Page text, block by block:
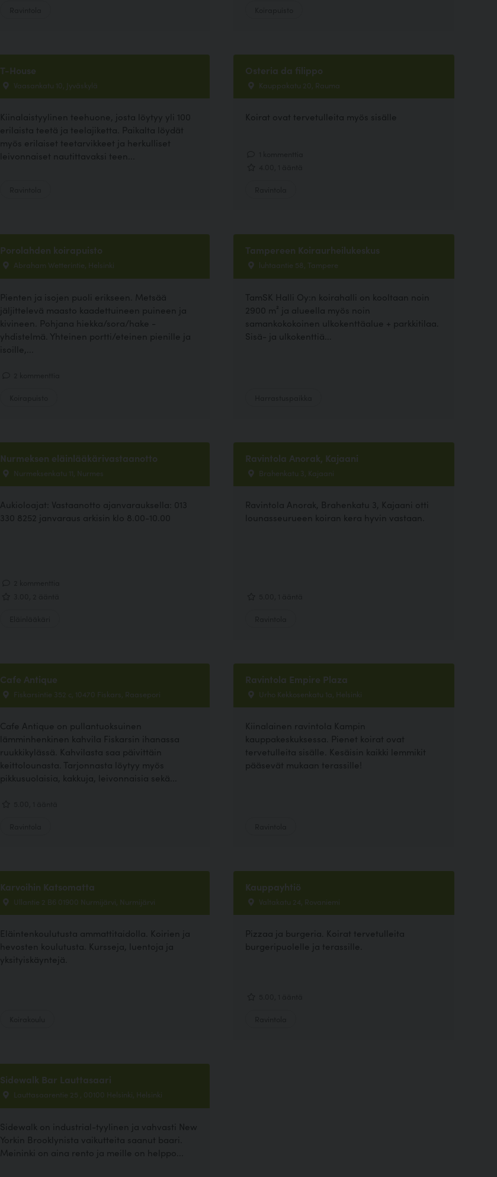
T-House
Vaasankatu 10, Jyväskylä
Kiinalaistyylinen teehuone, josta löytyy yli 100
erilaista teetä ja teelajiketta. Paikalta löydät
myös erilaiset teetarvikkeet ja herkulliset
leivonnaiset nautittavaksi teen...
Osteria da filippo
Kauppakatu 20, Rauma
Koirat ovat tervetulleita myös sisälle
Porolahden koirapuisto
Abraham Wetterintie, Helsinki
Pienten ja isojen puoli erikseen. Metsää
jäljittelevä maasto kaadettuineen puineen ja
kivineen. Pohjana hiekka/sora/hake -
yhdistelmä. Yhteinen portti/eteinen pienille ja
isoille,...
Tampereen Koiraurheilukeskus
luhtaantie 58, Tampere
TamSK Halli Oy:n koirahalli on kooltaan noin
2900 m² ja alueella myös noin
samankokokoinen ulkokenttäalue + parkkitilaa.
Sisä- ja ulkokenttiä...
Nurmeksen eläinlääkärivastaanotto
Nurmeksenkatu 11, Nurmes
Aukioloajat: Vastaanotto ajanvarauksella: 013
330 8252 janvaraus arkisin klo 8.00-10.00
Ravintola Anorak, Kajaani
Brahenkatu 3, Kajaani
Ravintola Anorak, Brahenkatu 3, Kajaani otti
lounasseurueen koiran kera hyvin vastaan.
Cafe Antique
Fiskarsintie 352 c, 10470 Fiskars, Raasepori
Cafe Antique on pullantuoksuinen
lämminhenkinen kahvila Fiskarsin ihanassa
ruukkikylässä. Kahvilasta saa päivittäin
keittolounasta. Tarjonnasta löytyy myös
pikkusuolaisia, kakkuja, leivonnaisia sekä...
Ravintola Empire Plaza
Urho Kekkosenkatu 1a, Helsinki
Kiinalainen ravintola Kampin
kauppakeskuksessa. Pienet koirat ovat
tervetulleita sisälle. Kesäisin kaikki lemmikit
pääsevät mukaan terassille!
Karvoihin Katsomatta
Ullantie 2 B6 01900 Nurmijärvi, Nurmijärvi
Eläintenkoulutusta ammattitaidolla. Koirien ja
hevosten koulutusta. Kursseja, luentoja ja
yksityiskäyntejä.
Kauppayhtiö
Valtakatu 24, Rovaniemi
Pizzaa ja burgeria. Koirat tervetulleita
burgeripuolelle ja terassille.
Sidewalk Bar Lauttasaari
Lauttasaarentie 25 , 00100 Helsinki, Helsinki
Sidewalk on industrial-tyylinen ja vahvasti New
Yorkin Brooklynista vaikutteita saanut baari.
Meininki on aina rento ja meille on helppo...